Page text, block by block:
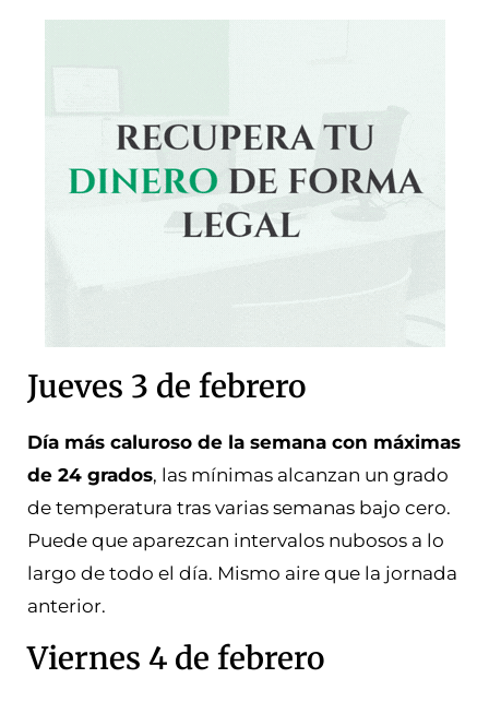
Jueves 3 de febrero
Día más caluroso de la semana con máximas
de 24 grados, las mínimas alcanzan un grado
de temperatura tras varias semanas bajo cero.
Puede que aparezcan intervalos nubosos a lo
largo de todo el día. Mismo aire que la jornada
anterior.
Viernes 4 de febrero